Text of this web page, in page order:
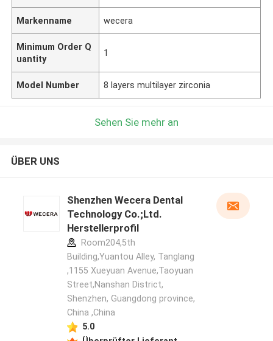
Markenname wecera
Minimum Order Q
uantity
1
Model Number 8 layers multilayer zirconia
Sehen Sie mehr an
ÜBER UNS
Shenzhen Wecera Dental
Technology Co.;Ltd.
Herstellerprofil
Room204,5th
Building,Yuantou Alley, Tanglang
,1155 Xueyuan Avenue,Taoyuan
Street,Nanshan District,
Shenzhen, Guangdong province,
China ,China
5.0